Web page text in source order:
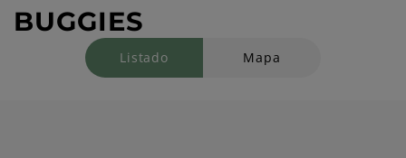
BUGGIES
Listado Mapa